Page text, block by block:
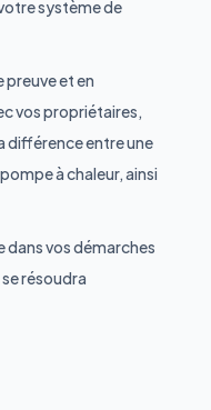
système de
preuve et en
vos propriétaires,
différence entre une
à chaleur, ainsi
dans vos démarches
résoudra